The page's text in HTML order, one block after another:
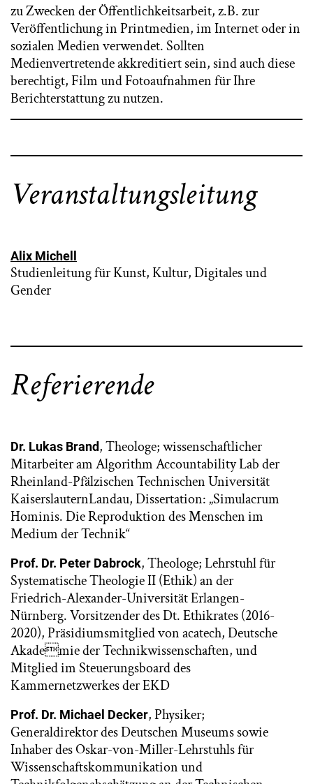
zu Zwecken der Öffentlichkeitsarbeit, z.B. zur
Veröffentlichung in Printmedien, im Internet oder in
sozialen Medien verwendet. Sollten
Medienvertretende akkreditiert sein, sind auch diese
berechtigt, Film und Fotoaufnahmen für Ihre
Berichterstattung zu nutzen.
Veranstaltungsleitung
Alix Michell
Studienleitung für Kunst, Kultur, Digitales und
Gender
Referierende
Dr. Lukas Brand, Theologe; wissenschaftlicher
Mitarbeiter am Algorithm Accountability Lab der
Rheinland-Pfälzischen Technischen Universität
KaiserslauternLandau, Dissertation: „Simulacrum
Hominis. Die Reproduktion des Menschen im
Medium der Technik“
Prof. Dr. Peter Dabrock, Theologe; Lehrstuhl für
Systematische Theologie II (Ethik) an der
Friedrich-Alexander-Universität Erlangen-
Nürnberg. Vorsitzender des Dt. Ethikrates (2016-
2020), Präsidiumsmitglied von acatech, Deutsche
Akademie der Technikwissenschaften, und
Mitglied im Steuerungsboard des
Kammernetzwerkes der EKD
Prof. Dr. Michael Decker, Physiker;
Generaldirektor des Deutschen Museums sowie
Inhaber des Oskar-von-Miller-Lehrstuhls für
Wissenschaftskommunikation und